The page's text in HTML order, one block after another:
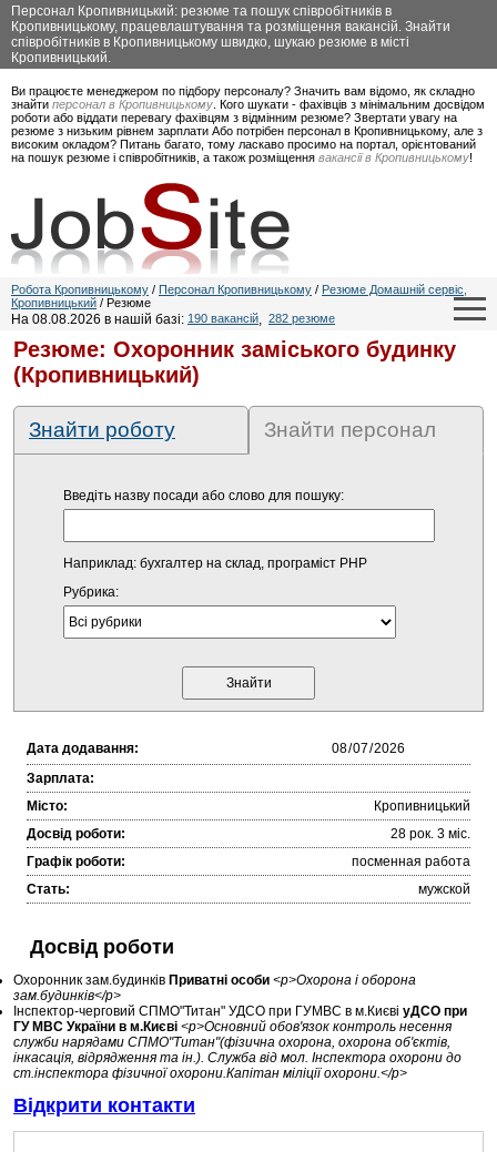
Персонал Кропивницький: резюме та пошук співробітників в
Кропивницькому, працевлаштування та розміщення вакансій. Знайти
співробітників в Кропивницькому швидко, шукаю резюме в місті
Кропивницький.
Ви працюєте менеджером по підбору персоналу? Значить вам відомо, як складно
знайти персонал в Кропивницькому . Кого шукати - фахівців з мінімальним досвідом
роботи або віддати перевагу фахівцям з відмінним резюме? Звертати увагу на
резюме з низьким рівнем зарплати Або потрібен персонал в Кропивницькому, але з
високим окладом? Питань багато, тому ласкаво просимо на портал, орієнтований
на пошук резюме і співробітників, а також розміщення вакансії в Кропивницькому!
Робота Кропивницькому / Персонал Кропивницькому / Резюме Домашній сервіс,
Кропивницький / Резюме
На 08.08.2026 в нашій базі: 190 вакансій, 282 резюме
Резюме: Охоронник заміського будинку
(Кропивницький)
Знайти роботу Знайти персонал
Введіть назву посади або слово для пошуку:
Наприклад: бухгалтер на склад, програміст PHP
Рубрика:
Дата додавання:
Зарплата:
Місто:
Кропивницький
Досвід роботи:
28 рок. 3 міc.
Графік роботи:
посменная работа
Стать:
мужской
Досвід роботи
Охоронник зам.будинків Приватні особи <p>Охорона і оборона
зам.будинків</p>
Інспектор-черговий СПМО"Титан" УДСО при ГУМВС в м.Києві уДСО при
ГУ МВС України в м.Києві <p>Основний обов'язок контроль несення
служби нарядами СПМО"Титан"(фізична охорона, охорона об'єктів,
інкасація, відрядження та ін.). Служба від мол. Інспектора охорони до
ст.інспектора фізичної охорони.Капітан міліції охорони.</p>
Відкрити контакти